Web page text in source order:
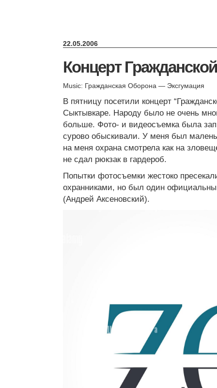
22.05.2006
Концерт
Music: Гражданская Оборона — Эксгумация
В пятницу посетили концерт
Сыктывкаре. Народу было не очень
больше. Фото- и видеосъемка была
сурово обыскивали. У меня был
на меня охрана смотрела как на
не сдал рюкзак в гардероб.
Попытки фотосъемки жестоко
охранниками, но был один
(Андрей Аксеновский).